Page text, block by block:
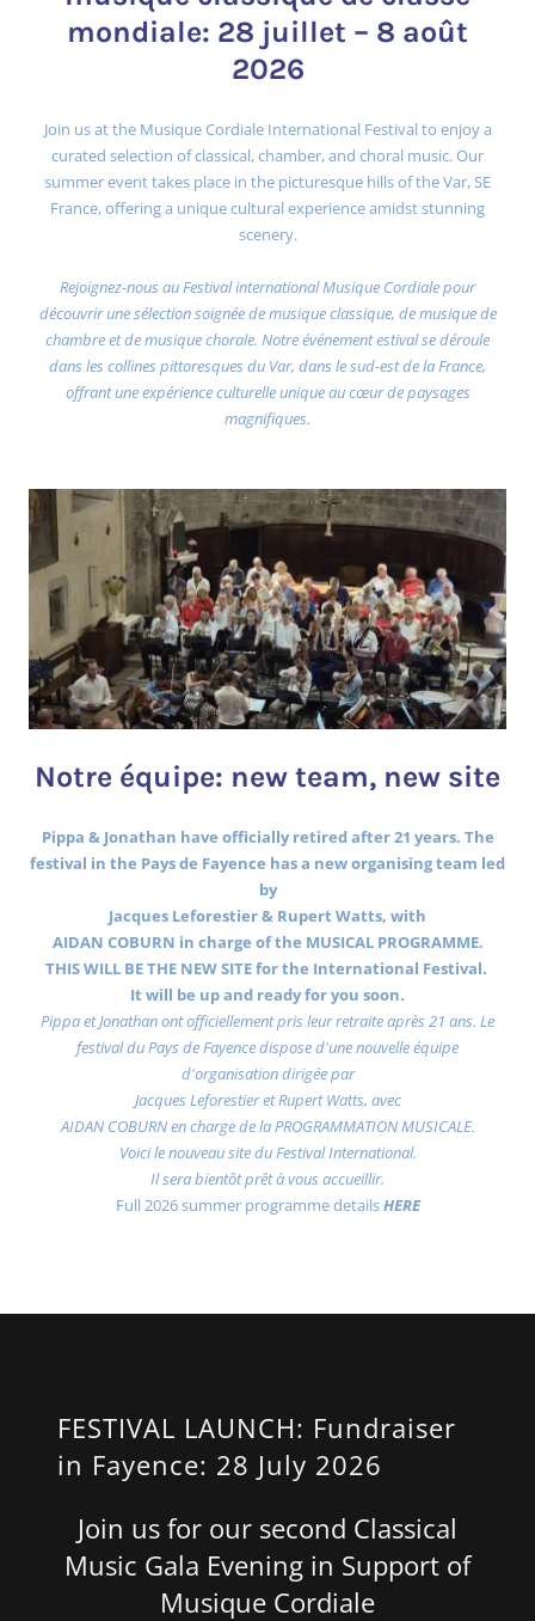
mondiale: 28 juillet – 8 août
2026
Join us at the Musique Cordiale International Festival to enjoy a
curated selection of classical, chamber, and choral music. Our
summer event takes place in the picturesque hills of the Var, SE
France, offering a unique cultural experience amidst stunning
scenery.
Rejoignez-nous au Festival international Musique Cordiale pour
découvrir une sélection soignée de musique classique, de musique de
chambre et de musique chorale. Notre événement estival se déroule
dans les collines pittoresques du Var, dans le sud-est de la France,
offrant une expérience culturelle unique au cœur de paysages
magnifiques.
Notre équipe: new team, new site
Pippa & Jonathan have officially retired after 21 years. The
festival in the Pays de Fayence has a new organising team led
by
Jacques Leforestier & Rupert Watts, with
AIDAN COBURN in charge of the MUSICAL PROGRAMME.
THIS WILL BE THE NEW SITE for the International Festival.
It will be up and ready for you soon.
Pippa et Jonathan ont officiellement pris leur retraite après 21 ans. Le
festival du Pays de Fayence dispose d'une nouvelle équipe
d'organisation dirigée par
Jacques Leforestier et Rupert Watts, avec
AIDAN COBURN en charge de la PROGRAMMATION MUSICALE.
Voici le nouveau site du Festival International.
Il sera bientôt prêt à vous accueillir.
Full 2026 summer programme detailsHERE
FESTIVAL LAUNCH: Fundraiser
in Fayence: 28 July 2026
Join us for our second Classical
Music Gala Evening in Support of
Musique Cordiale